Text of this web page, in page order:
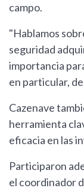
campo.
"Hablamos
seguridad
importancia
en particular,
Cazenave
herramienta
eficacia en las
Participaron
el coordinador